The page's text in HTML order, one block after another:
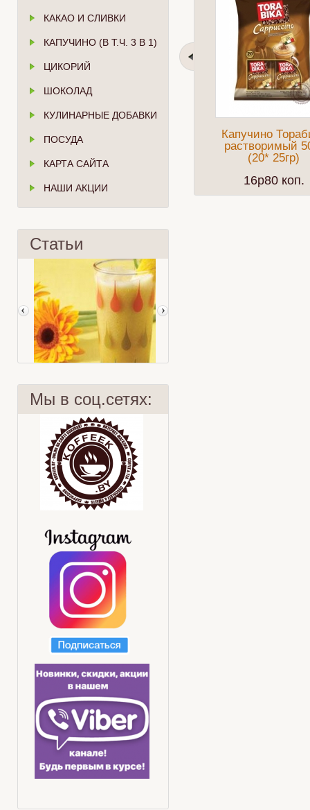
КАКАО И СЛИВКИ
КАПУЧИНО (В Т.Ч. 3 В 1)
ЦИКОРИЙ
ШОКОЛАД
КУЛИНАРНЫЕ ДОБАВКИ
ПОСУДА
КАРТА САЙТА
НАШИ АКЦИИ
Статьи
Охлажденный тропический чай
Мы в соц.сетях:
Капучино
растворимый
(20* 25гр)
16p80 коп.